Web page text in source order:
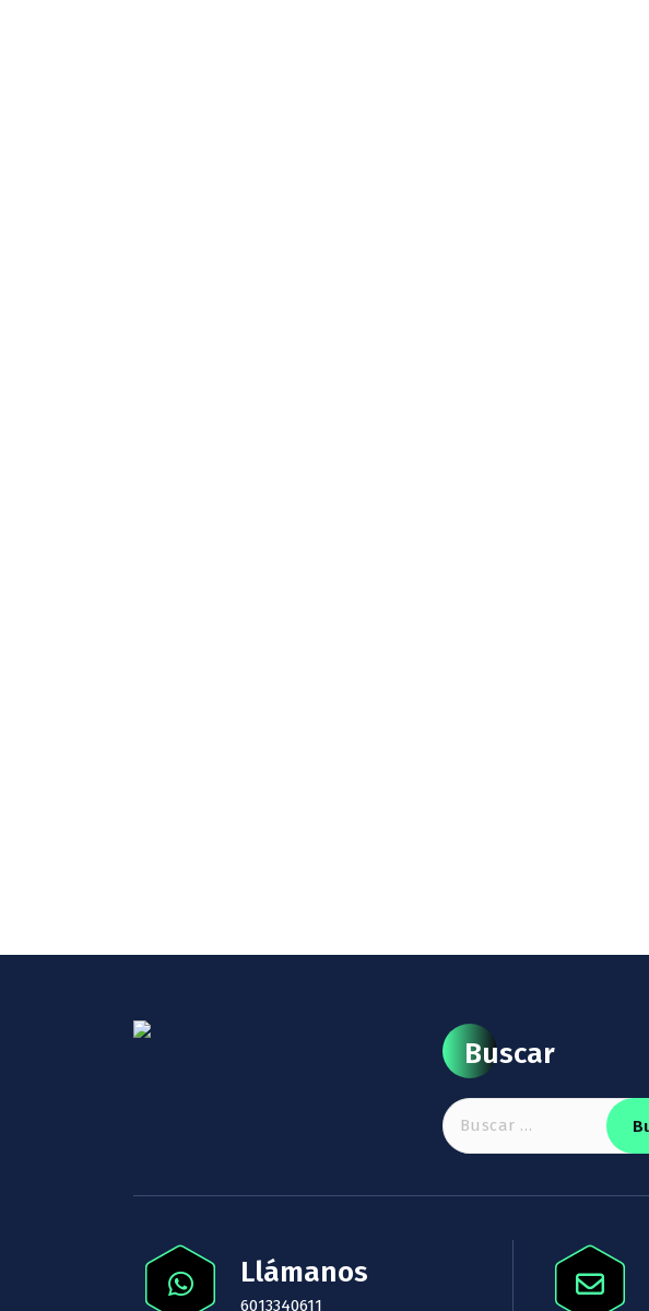
Buscar
Buscar:
Llámanos
6013340611